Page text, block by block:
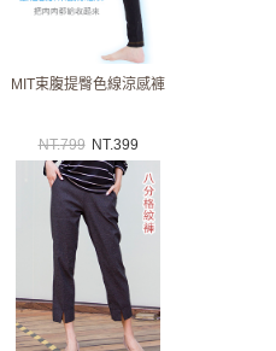
MIT束腹提臀色線涼感褲
NT.799 NT.399